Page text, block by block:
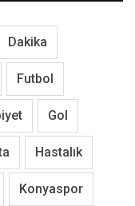
Dakika
Futbol
Gol
Hastalık
Konyaspor